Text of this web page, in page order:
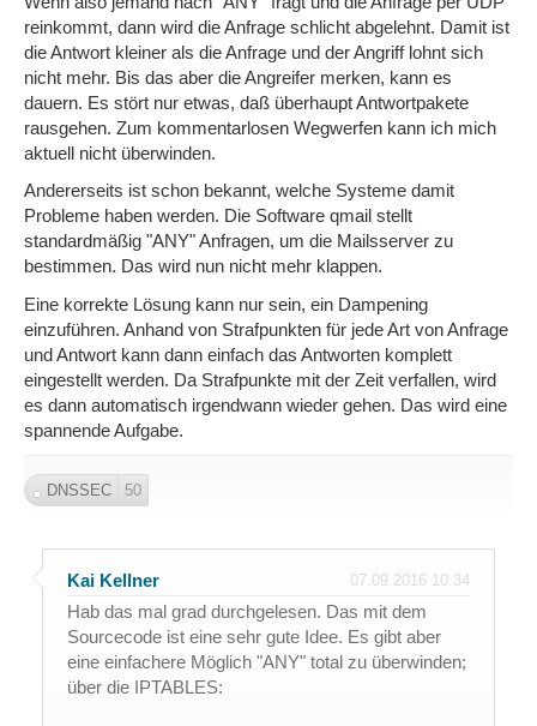
reinkommt, dann wird die Anfrage schlicht abgelehnt. Damit ist
die Antwort kleiner als die Anfrage und der Angriff lohnt sich
nicht mehr. Bis das aber die Angreifer merken, kann es
dauern. Es stört nur etwas, daß überhaupt Antwortpakete
rausgehen. Zum kommentarlosen Wegwerfen kann ich mich
aktuell nicht überwinden.
Andererseits ist schon bekannt, welche Systeme damit
Probleme haben werden. Die Software qmail stellt
standardmäßig "ANY" Anfragen, um die Mailsserver zu
bestimmen. Das wird nun nicht mehr klappen.
Eine korrekte Lösung kann nur sein, ein Dampening
einzuführen. Anhand von Strafpunkten für jede Art von Anfrage
und Antwort kann dann einfach das Antworten komplett
eingestellt werden. Da Strafpunkte mit der Zeit verfallen, wird
es dann automatisch irgendwann wieder gehen. Das wird eine
spannende Aufgabe.
DNSSEC 50
Kai Kellner 07.09.2016 10:34
Hab das mal grad durchgelesen. Das mit dem
Sourcecode ist eine sehr gute Idee. Es gibt aber
eine einfachere Möglich "ANY" total zu überwinden;
über die IPTABLES: